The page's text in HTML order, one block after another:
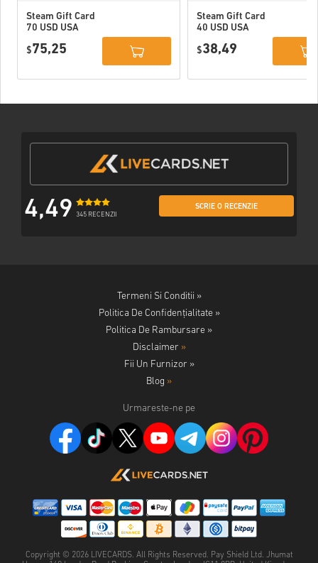
Steam Gift Card
70 USD USA
$75,25
Steam Gift Card
40 USD USA
$38,49
4,49 345 RECENZII
SCRIE O RECENZIE
Termeni Si Conditii »
Politica De Confidențialitate »
Politica De Rambursare »
Disclaimer »
Fii Un Furnizor »
Blog »
Urmareste-ne pe
Copyright © 2026 LIVECARDS. All Rights Reserved. Pay Shield Ltd. Jhumat